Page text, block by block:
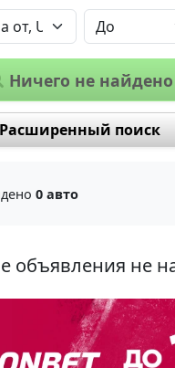
Ничего не найдено
Расширенный поиск
0 авто
объявления не